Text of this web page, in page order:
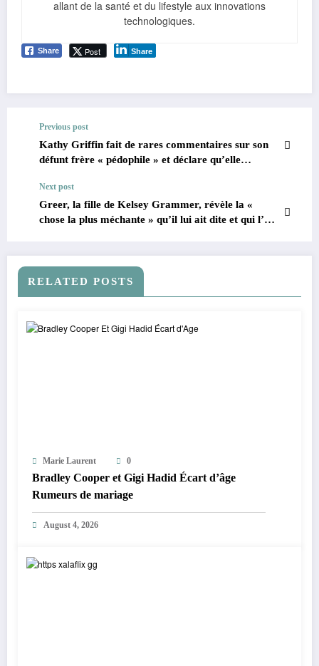
allant de la santé et du lifestyle aux innovations
technologiques.
Share Post Share
Previous post
Kathy Griffin fait de rares commentaires sur son
défunt frère « pédophile » et déclare qu’elle
Next post
Greer, la fille de Kelsey Grammer, révèle la «
chose la plus méchante » qu’il lui ait dite et qui l’a
RELATED POSTS
Marie Laurent 0
Bradley Cooper et Gigi Hadid Écart d’âge
Rumeurs de mariage
August 4, 2026